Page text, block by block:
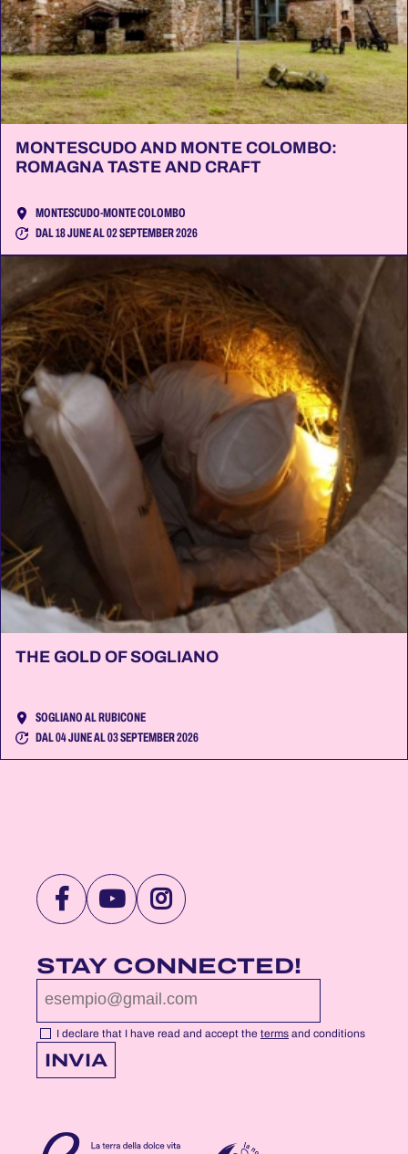
MONTESCUDO AND MONTE COLOMBO:
ROMAGNA TASTE AND CRAFT
MONTESCUDO-MONTE COLOMBO
DAL 18 JUNE AL 02 SEPTEMBER 2026
THE GOLD OF SOGLIANO
SOGLIANO AL RUBICONE
DAL 04 JUNE AL 03 SEPTEMBER 2026
VISIT
FACEBOOK
PROFILE
PAGE
VISIT
YOUTUBE
PROFILE
PAGE
VISIT
INSTAGRAM
PROFILE
PAGE
STAY CONNECTED!
I declare that I have read and accept the terms and conditions
INVIA